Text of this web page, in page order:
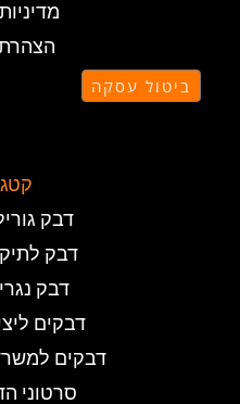
דבק
דבק
דבק
דבקים
דבקים
סרטוני
ביטול עסקה